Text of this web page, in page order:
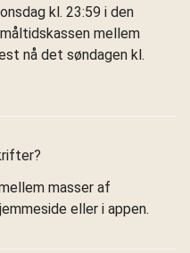
kl. 23:59 i den
mellem
nå det søndagen kl.
masser af
eller i appen.